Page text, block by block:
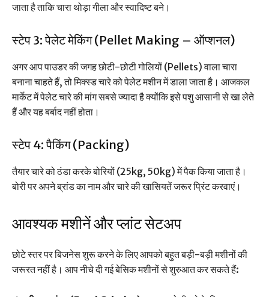
जाता है ताकि चारा थोड़ा गीला और स्वादिष्ट बने।
स्टेप 3: पेलेट मेकिंग (Pellet Making – ऑप्शनल)
अगर आप पाउडर की जगह छोटी-छोटी गोलियों (Pellets) वाला चारा
बनाना चाहते हैं, तो मिक्स्ड चारे को पेलेट मशीन में डाला जाता है। आजकल
मार्केट में पेलेट चारे की मांग सबसे ज्यादा है क्योंकि इसे पशु आसानी से खा लेते
हैं और यह बर्बाद नहीं होता।
स्टेप 4: पैकिंग (Packing)
तैयार चारे को ठंडा करके बोरियों (25kg, 50kg) में पैक किया जाता है।
बोरी पर अपने ब्रांड का नाम और चारे की खासियतें जरूर प्रिंट करवाएं।
आवश्यक मशीनें और प्लांट सेटअप
छोटे स्तर पर बिजनेस शुरू करने के लिए आपको बहुत बड़ी-बड़ी मशीनों की
जरूरत नहीं है। आप नीचे दी गई बेसिक मशीनों से शुरुआत कर सकते हैं: